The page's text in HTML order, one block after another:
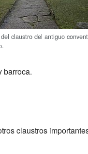
claustro del antiguo
barroca.
claustros